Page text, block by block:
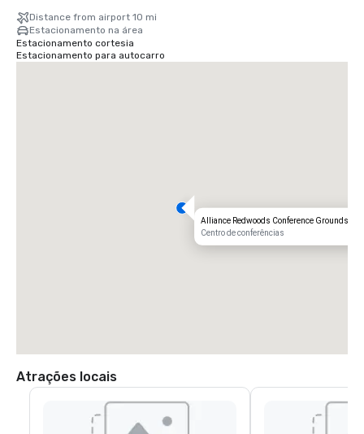
Santa Rosa’s Charles M. Schulz – Sonoma County Airport (STS): Only
35 minutes from our doorstep — the fastest route to your rustic
retreat.
Distance from airport 10 mi
Estacionamento na área
Estacionamento cortesia
Estacionamento para autocarro
Alliance Redwoods Conference Grounds
Centro de conferências
Atrações locais